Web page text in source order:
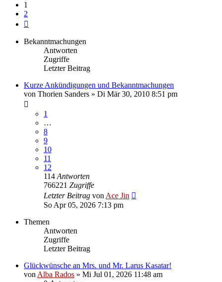
1
2
Bekanntmachungen
Antworten
Zugriffe
Letzter Beitrag
Kurze Ankündigungen und Bekanntmachungen
von Thorien Sanders » Di Mär 30, 2010 8:51 pm
1
…
8
9
10
11
12
114 Antworten
766221 Zugriffe
Letzter Beitrag von Ace Jin
So Apr 05, 2026 7:13 pm
Themen
Antworten
Zugriffe
Letzter Beitrag
Glückwünsche an Mrs. und Mr. Larus Kasatar!
von Alba Rados » Mi Jul 01, 2026 11:48 am